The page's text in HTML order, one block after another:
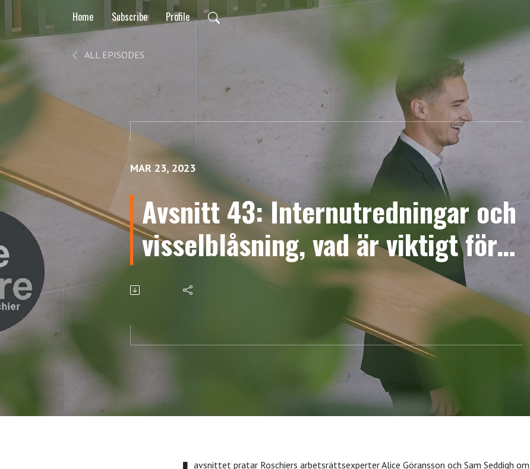
Home Subscribe Profile
ALL EPISODES
MAR 23, 2023
Avsnitt 43: Internutredningar och
visselblåsning, vad är viktigt för
företag att tänka på?
avsnittet pratar Roschiers arbetsrättsexperter Alice Göransson och Sam Seddigh